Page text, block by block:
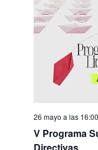
26 mayo a las 16:00
V Programa
Directivas